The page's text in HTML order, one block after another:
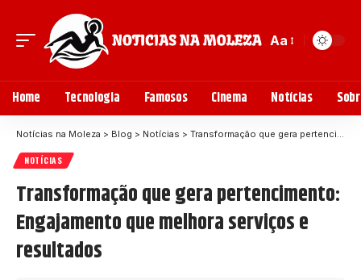
Aa
Home Tecnologia Famosos Cinema Notícias
Notícias na Moleza > Blog > Notícias > Transformação que gera pertencimento: Engajamento que melhora serviços e resultados
NOTÍCIAS
Transformação que gera pertencimento:
Engajamento que melhora serviços e
resultados